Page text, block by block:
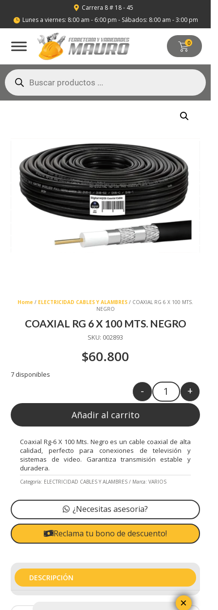
 Carrera 8 # 18 - 45
 Lunes a viernes: 8:00 am - 6:00 pm - Sábados: 8:00 am - 3:00 pm
0
Búsqueda
de
productos
Home / ELECTRICIDAD CABLES Y ALAMBRES / COAXIAL RG 6 X 100 MTS.
NEGRO
COAXIAL RG 6 X 100 MTS. NEGRO
SKU: 002893
$60.800
7 disponibles
Quantity
- +
Añadir al carrito
Coaxial Rg-6 X 100 Mts. Negro es un cable coaxial de alta
calidad, perfecto para conexiones de televisión y
sistemas de video. Garantiza transmisión estable y
duradera.
Categoría: ELECTRICIDAD CABLES Y ALAMBRES Marca:VARIOS
¿Necesitas asesoria?
Reclama tu bono de descuento!
DESCRIPCIÓN
×